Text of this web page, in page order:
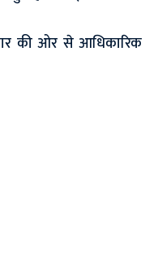
की ओर से आधिकारिक